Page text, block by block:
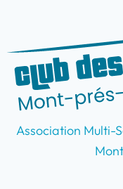
contenu
Association Multi-